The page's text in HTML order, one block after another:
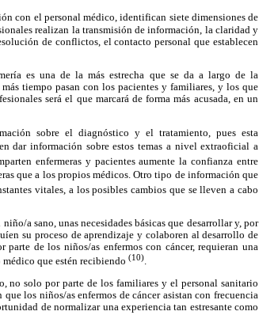
con el personal médico, identifican siete dimensiones de
realizan la transmisión de información, la claridad y
de conflictos, el contacto personal que establecen
es una de la más estrecha que se da a largo de la
tiempo pasan con los pacientes y familiares, y los que
será el que marcará de forma más acusada, en un
sobre el diagnóstico y el tratamiento, pues esta
dar información sobre estos temas a nivel extraoficial a
enfermeras y pacientes aumente la confianza entre
que a los propios médicos. Otro tipo de información que
vitales, a los posibles cambios que se lleven a cabo
a sano, unas necesidades básicas que desarrollar y, por
su proceso de aprendizaje y colaboren al desarrollo de
de los niños/as enfermos con cáncer, requieran una
que estén recibiendo (10).
no solo por parte de los familiares y el personal sanitario
los niños/as enfermos de cáncer asistan con frecuencia
de normalizar una experiencia tan estresante como